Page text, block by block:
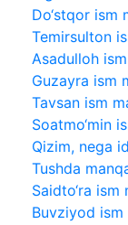
Do‘stqor ism
Temirsulton
Asadulloh
Guzayra ism
Tavsan ism
Soatmo‘min
Qizim, nega
Tushda
Saidto‘ra ism
Buvziyod ism